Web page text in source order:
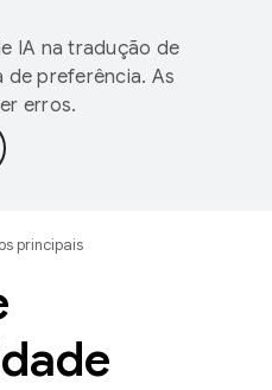
IA na tradução de
de preferência. As
erros.
principais